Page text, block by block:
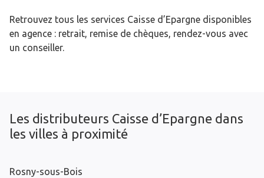
Retrouvez tous les services Caisse d’Epargne disponibles
en agence : retrait, remise de chèques, rendez-vous avec
un conseiller.
Les distributeurs Caisse d’Epargne dans
les villes à proximité
Rosny-sous-Bois